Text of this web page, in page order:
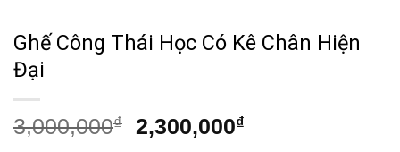
Ghế Công Thái Học Có Kê Chân Hiện
Đại
3,000,000₫
Giá
2,300,000₫Giá